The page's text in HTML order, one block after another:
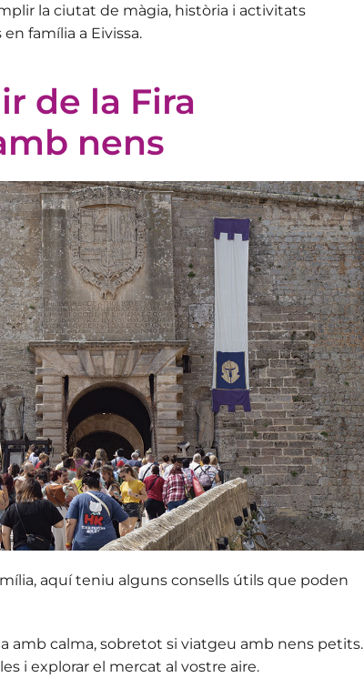
la ciutat de màgia, història i activitats
família a Eivissa.
de la Fira
nens
aquí teniu alguns consells útils que poden
amb calma, sobretot si viatgeu amb nens petits.
i explorar el mercat al vostre aire.